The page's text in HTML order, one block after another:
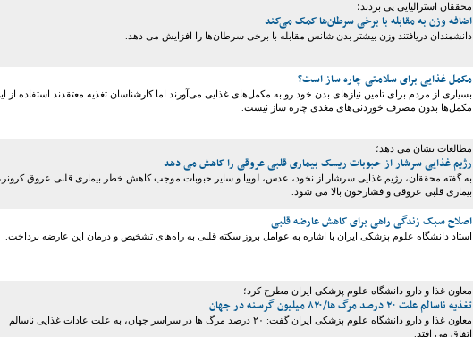
محققان استرالیایی پی بردند؛
اضافه وزن به مقابله با برخی سرطان‌ها کمک می‌کند
دانشمندان دریافتند وزن بیشتر بدن شانس مقابله با برخی سرطان‌ها را افزایش می دهد.
مکمل‌ غذایی برای سلامتی چاره ساز است؟
بسیاری از مردم برای تامین نیازهای بدن خود رو به مکمل‌های غذایی می‌آورند اما کارشناسان تغذیه معتقدند استفاده از
مکمل‌ها بدون مصرف خوردنی‌های مغذی چاره ساز نیست.
مطالعات نشان می دهد؛
رژیم غذایی سرشار از حبوبات ریسک بیماری قلبی عروقی را کاهش می دهد
به گفته محققان، رژیم غذایی سرشار از نخود، عدس، لوبیا و سایر حبوبات موجب کاهش خطر بیماری قلبی عروق
بیماری قلبی عروقی و فشارخون بالا می شود.
اصلاح سبک زندگی راهی برای کاهش عارضه قلبی
استاد دانشگاه علوم پزشکی ایران با اشاره به عوامل بروز سکته قلبی به راه‌های تشخیص و درمان این عارضه پرداخت.
معاون غذا و دارو دانشگاه علوم پزشکی ایران مطرح کرد؛
تغذیه ناسالم علت ۲۰ درصد مرگ ها/۸۲۰ میلیون گرسنه در جهان
معاون غذا و دارو دانشگاه علوم پزشکی ایران گفت: ۲۰ درصد مرگ ها در سراسر جهان، به علت عادات غذایی ناسالم
اتفاق می افتد.